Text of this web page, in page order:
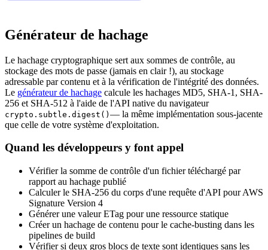
Générateur de hachage
Le hachage cryptographique sert aux sommes de contrôle, au
stockage des mots de passe (jamais en clair !), au stockage
adressable par contenu et à la vérification de l'intégrité des données.
Le générateur de hachage calcule les hachages MD5, SHA-1, SHA-
256 et SHA-512 à l'aide de l'API native du navigateur
crypto.subtle.digest() — la même implémentation sous-jacente
que celle de votre système d'exploitation.
Quand les développeurs y font appel
Vérifier la somme de contrôle d'un fichier téléchargé par
rapport au hachage publié
Calculer le SHA-256 du corps d'une requête d'API pour AWS
Signature Version 4
Générer une valeur ETag pour une ressource statique
Créer un hachage de contenu pour le cache-busting dans les
pipelines de build
Vérifier si deux gros blocs de texte sont identiques sans les